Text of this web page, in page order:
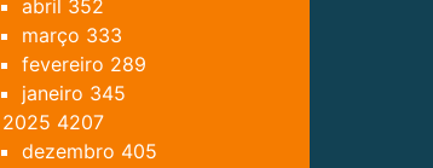
abril 352
março 333
fevereiro 289
janeiro 345
2025 4207
dezembro 405